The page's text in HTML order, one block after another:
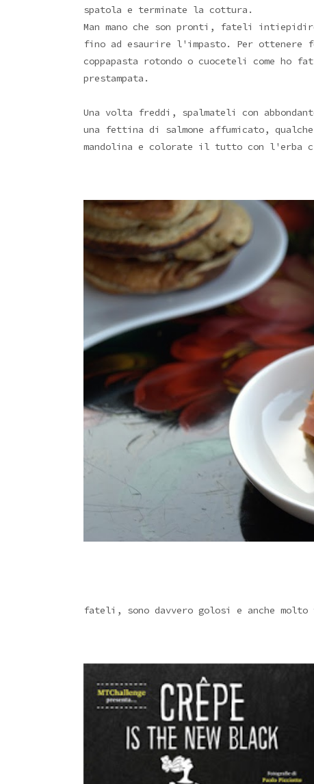
spatola e terminate la cottura.
Man mano che son pronti, fateli
fino ad esaurire l'impasto. Per ottenere
coppapasta rotondo o cuoceteli come
prestampata.
Una volta freddi, spalmateli con
una fettina di salmone affumicato,
mandolina e colorate il tutto con l'erba
fateli, sono davvero golosi e anche